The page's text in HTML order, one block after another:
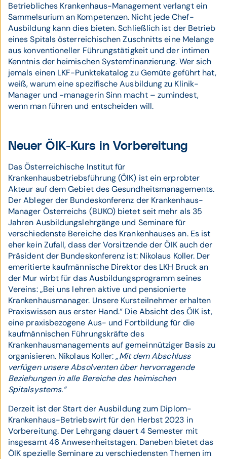
Betriebliches Krankenhaus-Management verlangt ein
Sammelsurium an Kompetenzen. Nicht jede Chef-
Ausbildung kann dies bieten. Schließlich ist der Betrieb
eines Spitals österreichischen Zuschnitts eine Melange
aus konventioneller Führungstätigkeit und der intimen
Kenntnis der heimischen Systemfinanzierung. Wer sich
jemals einen LKF-Punktekatalog zu Gemüte geführt hat,
weiß, warum eine spezifische Ausbildung zu Klinik-
Manager und -managerin Sinn macht – zumindest,
wenn man führen und entscheiden will.
Neuer ÖIK-Kurs in Vorbereitung
Das Österreichische Institut für
Krankenhausbetriebsführung (ÖIK) ist ein erprobter
Akteur auf dem Gebiet des Gesundheitsmanagements.
Der Ableger der Bundeskonferenz der Krankenhaus-
Manager Österreichs (BUKO) bietet seit mehr als 35
Jahren Ausbildungslehrgänge und Seminare für
verschiedenste Bereiche des Krankenhauses an. Es ist
eher kein Zufall, dass der Vorsitzende der ÖIK auch der
Präsident der Bundeskonferenz ist: Nikolaus Koller. Der
emeritierte kaufmännische Direktor des LKH Bruck an
der Mur wirbt für das Ausbildungsprogramm seines
Vereins: „Bei uns lehren aktive und pensionierte
Krankenhausmanager. Unsere Kursteilnehmer erhalten
Praxiswissen aus erster Hand.“ Die Absicht des ÖIK ist,
eine praxisbezogene Aus- und Fortbildung für die
kaufmännischen Führungskräfte des
Krankenhausmanagements auf gemeinnütziger Basis zu
organisieren. Nikolaus Koller:„Mit dem Abschluss
verfügen unsere Absolventen über hervorragende
Beziehungen in alle Bereiche des heimischen
Spitalsystems.“
Derzeit ist der Start der Ausbildung zum Diplom-
Krankenhaus-Betriebswirt für den Herbst 2023 in
Vorbereitung. Der Lehrgang dauert 4 Semester mit
insgesamt 46 Anwesenheitstagen. Daneben bietet das
ÖIK spezielle Seminare zu verschiedensten Themen im